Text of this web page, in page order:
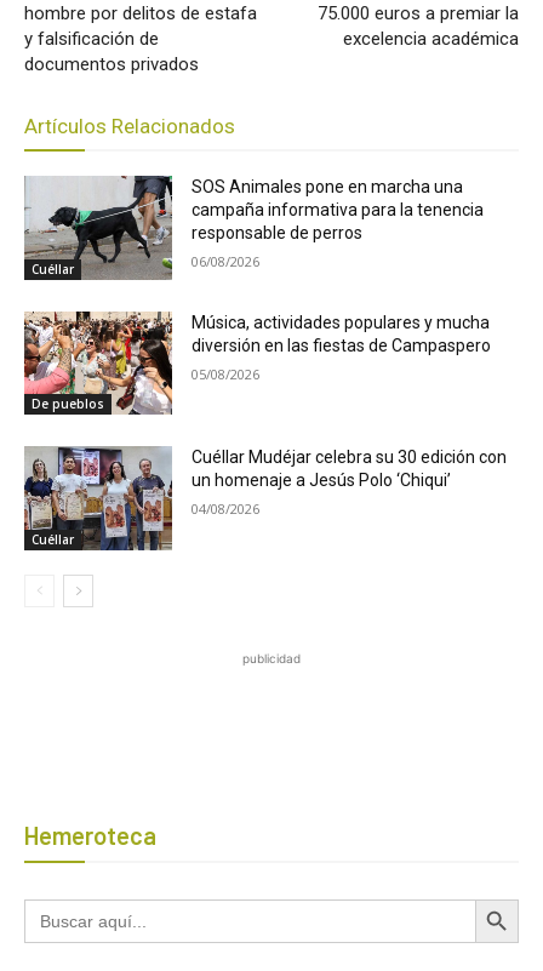
hombre por delitos de estafa
y falsificación de
documentos privados
75.000 euros a premiar la
excelencia académica
Artículos Relacionados
Cuéllar
SOS Animales pone en marcha una
campaña informativa para la tenencia
responsable de perros
06/08/2026
De pueblos
Música, actividades populares y mucha
diversión en las fiestas de Campaspero
05/08/2026
Cuéllar
Cuéllar Mudéjar celebra su 30 edición con
un homenaje a Jesús Polo ‘Chiqui’
04/08/2026
publicidad
Hemeroteca
Buscar: Botón de